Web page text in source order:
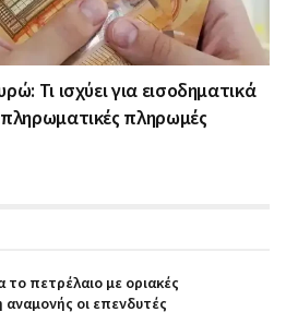
Τι ισχύει για εισοδηματικά
πληρωμές
πετρέλαιο με οριακές
οι επενδυτές